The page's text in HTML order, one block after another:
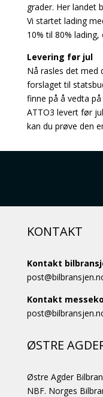
grader. Her landet
Vi startet lading
10% til 80%
Levering før jul
Nå rasles det med
forslaget til
finne på å vedta
ATTO3 levert før
kan du prøve den
KONTAKT
Kontakt
Kontakt
ØSTRE
Østre Agder
NBF. Norges